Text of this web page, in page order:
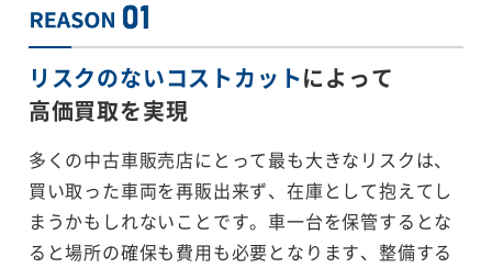
リスクのないコストカットによって
高価買取を実現
多くの中古車販売店にとって最も大きなリスクは、
買い取った車両を再販出来ず、在庫として抱えてし
まうかもしれないことです。車一台を保管するとな
ると場所の確保も費用も必要となります、整備する